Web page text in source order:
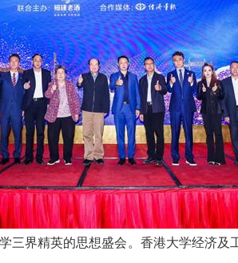
三界精英的思想盛会。香港大学经济及